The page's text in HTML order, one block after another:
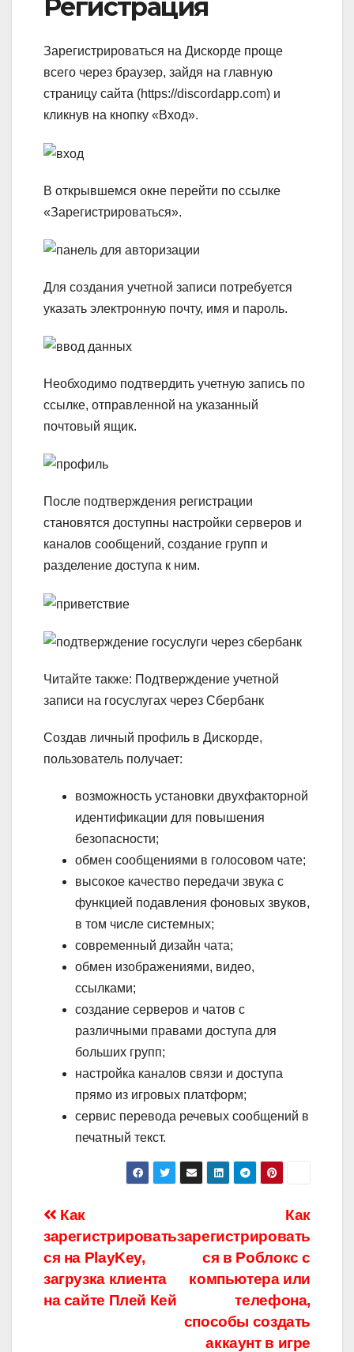
Регистрация
Зарегистрироваться на Дискорде проще
всего через браузер, зайдя на главную
страницу сайта (https://discordapp.com) и
кликнув на кнопку «Вход».
В открывшемся окне перейти по ссылке
«Зарегистрироваться».
Для создания учетной записи потребуется
указать электронную почту, имя и пароль.
Необходимо подтвердить учетную запись по
ссылке, отправленной на указанный
почтовый ящик.
После подтверждения регистрации
становятся доступны настройки серверов и
каналов сообщений, создание групп и
разделение доступа к ним.
Читайте также: Подтверждение учетной
записи на госуслугах через Сбербанк
Создав личный профиль в Дискорде,
пользователь получает:
возможность установки двухфакторной
идентификации для повышения
безопасности;
обмен сообщениями в голосовом чате;
высокое качество передачи звука с
функцией подавления фоновых звуков,
в том числе системных;
современный дизайн чата;
обмен изображениями, видео,
ссылками;
создание серверов и чатов с
различными правами доступа для
больших групп;
настройка каналов связи и доступа
прямо из игровых платформ;
сервис перевода речевых сообщений в
печатный текст.
Навигация
по
записям
Как
зарегистрировать
ся в Роблокс с
компьютера или
телефона,
способы создать
аккаунт в игре
Как
зарегистрировать
ся на PlayKey,
загрузка клиента
на сайте Плей Кей